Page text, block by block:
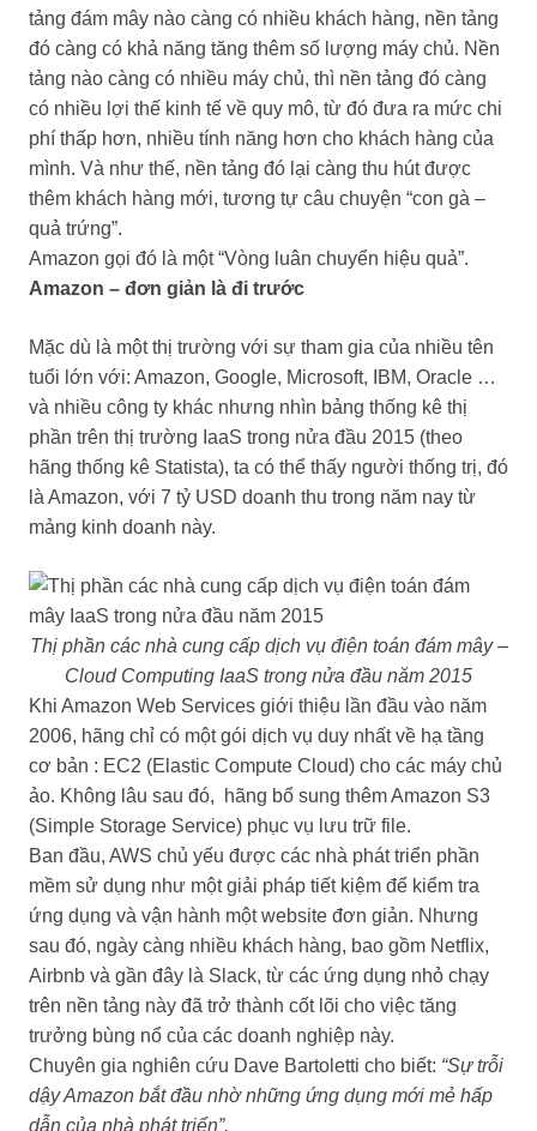
tảng đám mây nào càng có nhiều khách hàng, nền tảng
đó càng có khả năng tăng thêm số lượng máy chủ. Nền
tảng nào càng có nhiều máy chủ, thì nền tảng đó càng
có nhiều lợi thế kinh tế về quy mô, từ đó đưa ra mức chi
phí thấp hơn, nhiều tính năng hơn cho khách hàng của
mình. Và như thế, nền tảng đó lại càng thu hút được
thêm khách hàng mới, tương tự câu chuyện “con gà –
quả trứng”.
Amazon gọi đó là một “Vòng luân chuyển hiệu quả”.
Amazon – đơn giản là đi trước
Mặc dù là một thị trường với sự tham gia của nhiều tên
tuổi lớn với: Amazon, Google, Microsoft, IBM, Oracle …
và nhiều công ty khác nhưng nhìn bảng thống kê thị
phần trên thị trường IaaS trong nửa đầu 2015 (theo
hãng thống kê Statista), ta có thể thấy người thống trị, đó
là Amazon, với 7 tỷ USD doanh thu trong năm nay từ
mảng kinh doanh này.
Thị phần các nhà cung cấp dịch vụ điện toán đám mây –
Cloud Computing IaaS trong nửa đầu năm 2015
Khi Amazon Web Services giới thiệu lần đầu vào năm
2006, hãng chỉ có một gói dịch vụ duy nhất về hạ tầng
cơ bản : EC2 (Elastic Compute Cloud) cho các máy chủ
ảo. Không lâu sau đó, hãng bổ sung thêm Amazon S3
(Simple Storage Service) phục vụ lưu trữ file.
Ban đầu, AWS chủ yếu được các nhà phát triển phần
mềm sử dụng như một giải pháp tiết kiệm để kiểm tra
ứng dụng và vận hành một website đơn giản. Nhưng
sau đó, ngày càng nhiều khách hàng, bao gồm Netflix,
Airbnb và gần đây là Slack, từ các ứng dụng nhỏ chạy
trên nền tảng này đã trở thành cốt lõi cho việc tăng
trưởng bùng nổ của các doanh nghiệp này.
Chuyên gia nghiên cứu Dave Bartoletti cho biết: “Sự trỗi
dậy Amazon bắt đầu nhờ những ứng dụng mới mẻ hấp
dẫn của nhà phát triển”.